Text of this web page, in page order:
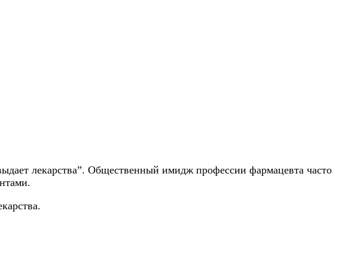
лекарства”. Общественный имидж профессии фармацевта часто